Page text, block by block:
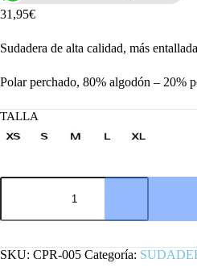
31,95€
Sudadera de alta calidad, más
Polar perchado, 80% algodón – 20%
TALLA
SUDADERA
GRIS
cantidad
SKU: CPR-005 Categoría: